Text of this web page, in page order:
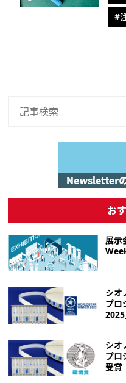
#
お
展示
シオ
プロ
シオ
プロ
受賞